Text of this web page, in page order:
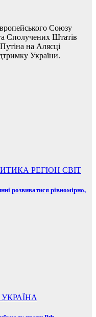
Союзу
Сполучених Штатів
на Алясці
України.
РЕГІОН СВІТ
розвиватися рівномірно,
УКРАЇНА